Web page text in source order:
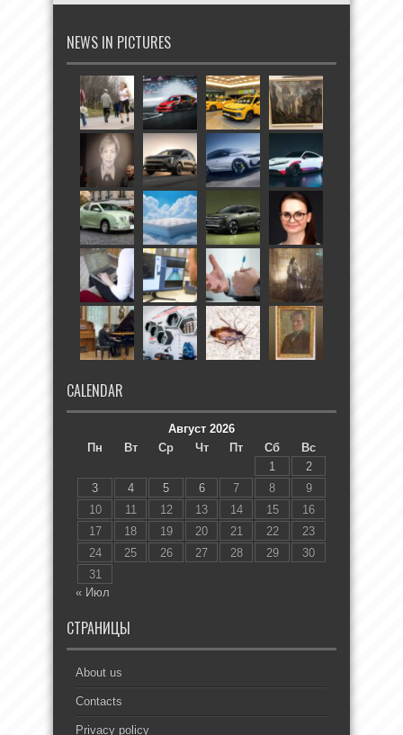
NEWS IN PICTURES
CALENDAR
Август 2026
Пн
Вт Ср Чт Пт Сб
Вс
1
2
3
4 5 6 7 8
9
10
11 12 13 14 15
16
17
18 19 20 21 22
23
24
25 26 27 28 29
30
31
« Июл
СТРАНИЦЫ
About us
Contacts
Privacy policy